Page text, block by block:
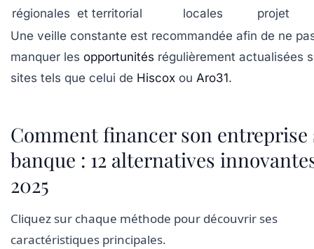
régionales et territorial
locales
projet
Une veille constante est recommandée afin de ne
manquer les opportunités régulièrement actualisées
sites tels que celui de Hiscox ou Aro31.
Comment financer son entreprise
banque : 12 alternatives
2025
Cliquez sur chaque méthode pour découvrir ses
caractéristiques principales.